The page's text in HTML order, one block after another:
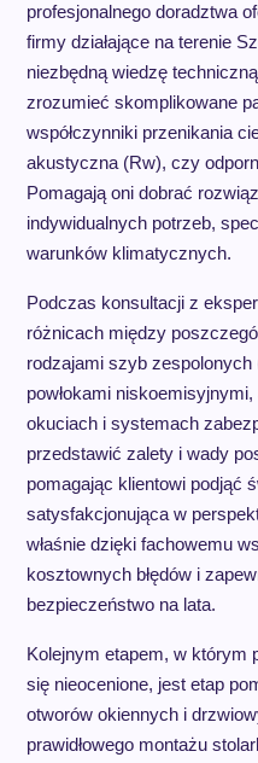
profesjonalnego doradztwa
firmy działające na terenie
niezbędną wiedzę
zrozumieć skomplikowane
współczynniki przenikania
akustyczna (Rw), czy
Pomagają oni dobrać
indywidualnych potrzeb,
warunków klimatycznych.
Podczas konsultacji z
różnicach między
rodzajami szyb
powłokami
okuciach i systemach
przedstawić zalety i wady
pomagając klientowi podjąć
satysfakcjonująca w
właśnie dzięki fachowemu
kosztownych błędów i
bezpieczeństwo na lata.
Kolejnym etapem, w którym
się nieocenione, jest etap
otworów okiennych i
prawidłowego montażu